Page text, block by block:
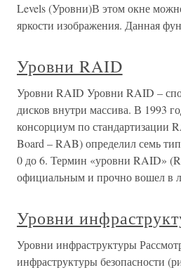
Levels (Уровни)В этом окне
яркости изображения. Данная
Уровни RAID
Уровни RAID Уровни RAID –
дисков внутри массива. В 1993
консорциум по стандартизации
Board – RAB) определил семь
0 до 6. Термин «уровни RAID»
официальным и прочно вошел в
Уровни
Уровни инфраструктуры
инфраструктуры безопасности